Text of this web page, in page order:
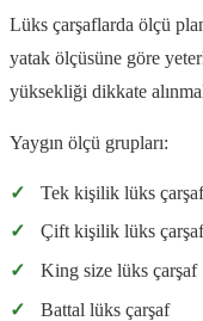
Lüks çarşaflarda ölçü
yatak ölçüsüne göre
yüksekliği dikkate
Yaygın ölçü grupları:
✓
Tek kişilik lüks çarşaf
✓
Çift kişilik lüks çarşaf
✓
King size lüks çarşaf
✓
Battal lüks çarşaf